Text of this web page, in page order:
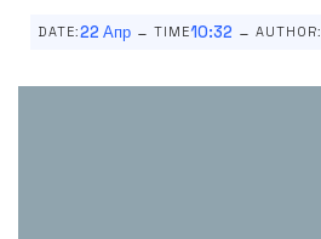
DATE:22 Апр - TIME10:32 - AUTHOR: